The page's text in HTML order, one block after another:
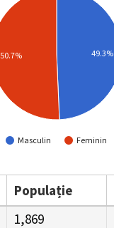
Masculin Feminin
49.3%
50.7%
Populație
1,869